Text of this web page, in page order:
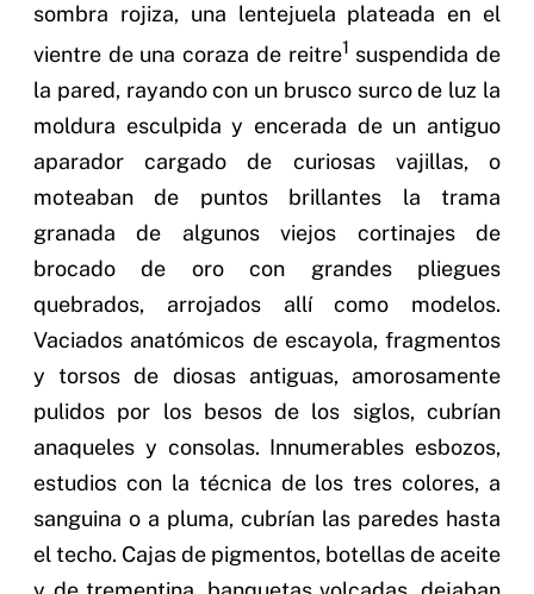
sombra rojiza, una lentejuela plateada en el
vientre de una coraza de reitre1 suspendida de
la pared, rayando con un brusco surco de luz la
moldura esculpida y encerada de un antiguo
aparador cargado de curiosas vajillas, o
moteaban de puntos brillantes la trama
granada de algunos viejos cortinajes de
brocado de oro con grandes pliegues
quebrados, arrojados allí como modelos.
Vaciados anatómicos de escayola, fragmentos
y torsos de diosas antiguas, amorosamente
pulidos por los besos de los siglos, cubrían
anaqueles y consolas. Innumerables esbozos,
estudios con la técnica de los tres colores, a
sanguina o a pluma, cubrían las paredes hasta
el techo. Cajas de pigmentos, botellas de aceite